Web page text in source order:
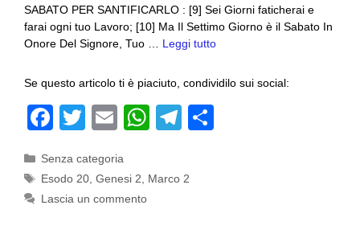
SABATO PER SANTIFICARLO : [9] Sei Giorni faticherai e
farai ogni tuo Lavoro; [10] Ma Il Settimo Giorno è il Sabato In
Onore Del Signore, Tuo … Leggi tutto
Se questo articolo ti è piaciuto, condividilo sui social:
F
c
e
T
tt
er
E
ail
W
at
T
e
Categorie
Senza categoria
Tag
Esodo 20 ,Genesi 2
Marco 2
Lascia un commento